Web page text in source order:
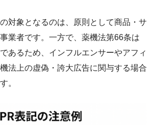
対象となるのは、原則として商品・サ
業者です。一方で、薬機法第66条は
あるため、インフルエンサーやアフィ
法上の虚偽・誇大広告に関与する場合
。